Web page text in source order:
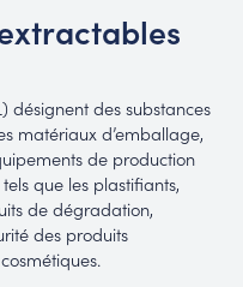
désignent des substances
matériaux d’emballage,
de production
que les plastifiants,
de dégradation,
des produits